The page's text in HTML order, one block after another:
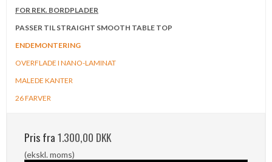
FOR REK. BORDPLADER
PASSER TIL STRAIGHT SMOOTH TABLE TOP
ENDEMONTERING
OVERFLADE I NANO-LAMINAT
MALEDE KANTER
26 FARVER
Pris fra1.300,00 DKK
(ekskl. moms)